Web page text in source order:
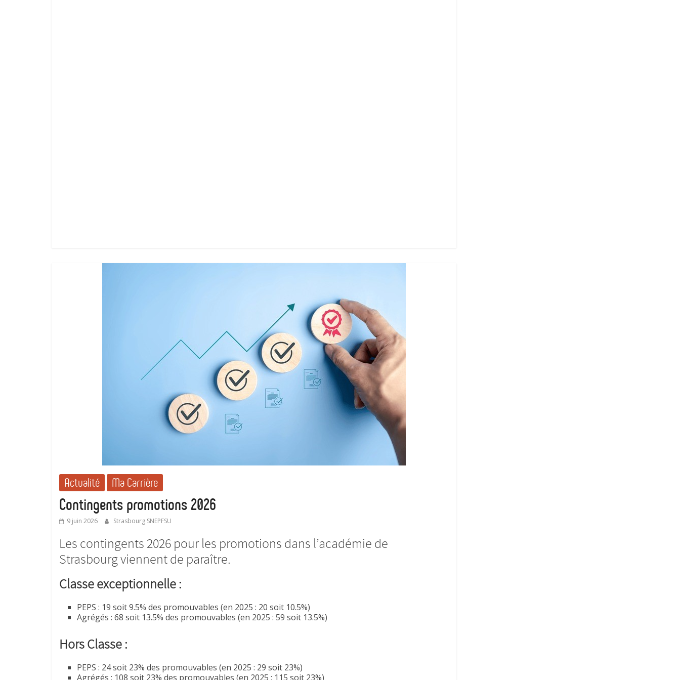
Actualité Ma Carrière
Contingents promotions 2026
9 juin 2026 Strasbourg SNEPFSU
Les contingents 2026 pour les promotions dans l’académie de
Strasbourg viennent de paraître.
Classe exceptionnelle :
PEPS : 19 soit 9.5% des promouvables (en 2025 : 20 soit 10.5%)
Agrégés : 68 soit 13.5% des promouvables (en 2025 : 59 soit 13.5%)
Hors Classe :
PEPS : 24 soit 23% des promouvables (en 2025 : 29 soit 23%)
Agrégés : 108 soit 23% des promouvables (en 2025 : 115 soit 23%)